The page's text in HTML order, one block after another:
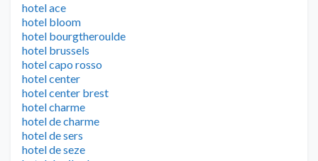
hotel ace
hotel bloom
hotel bourgtheroulde
hotel brussels
hotel capo rosso
hotel center
hotel center brest
hotel charme
hotel de charme
hotel de sers
hotel de seze